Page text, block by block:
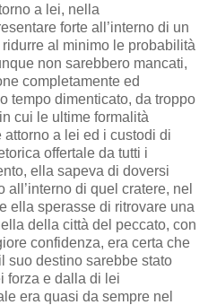
a lei, nella
forte all’interno di un
al minimo le probabilità
non sarebbero mancati,
completamente ed
tempo dimenticato, da troppo
cui le ultime formalità
a lei ed i custodi di
offertale da tutti i
ella sapeva di doversi
di quel cratere, nel
ella sperasse di ritrovare una
della città del peccato, con
confidenza, era certa che
suo destino sarebbe stato
forza e dalla di lei
era quasi da sempre nel